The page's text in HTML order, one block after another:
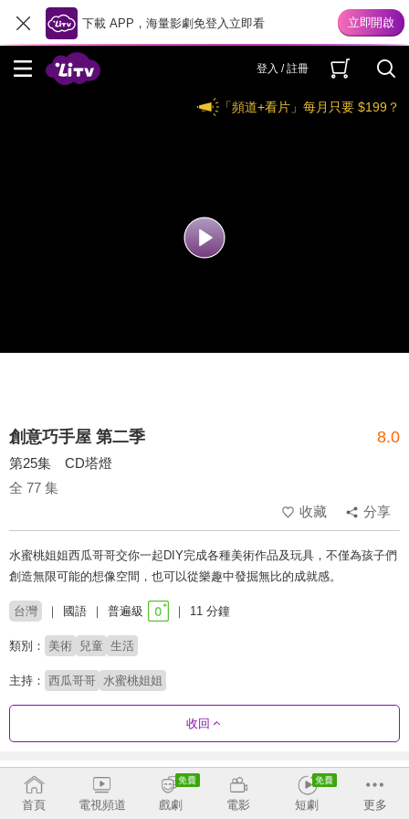
下載 APP，海量影劇免登入立即看
登入 / 註冊
「頻道+看片」每月只要 $199？
創意巧手屋 第二季 8.0
第25集 CD塔燈
全 77 集
收藏
分享
水蜜桃姐姐西瓜哥哥交你一起DIY完成各種美術作品及玩具，不僅為孩子們
創造無限可能的想像空間，也可以從樂趣中發掘無比的成就感。
台灣 國語 普遍級 11 分鐘
類別： 美術 兒童 生活
主持： 西瓜哥哥 水蜜桃姐姐
收回
劇集列表 正序
第1季 第2季
首頁 電視頻道 戲劇 電影 短劇 更多